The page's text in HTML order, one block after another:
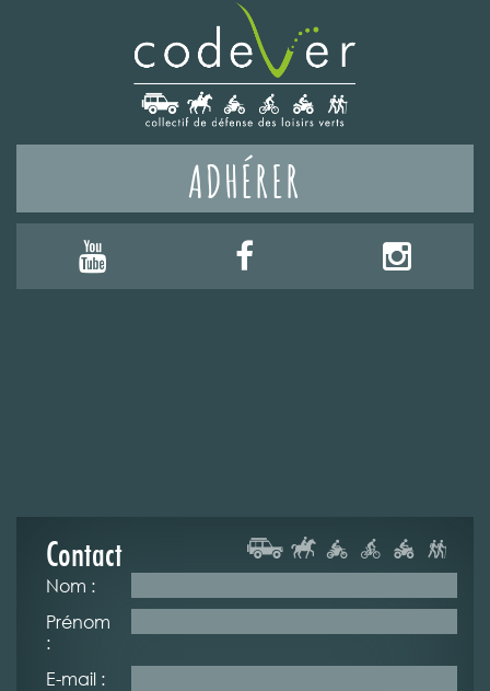
ADHÉRER
Contact
Nom :
Prénom
:
E-mail :